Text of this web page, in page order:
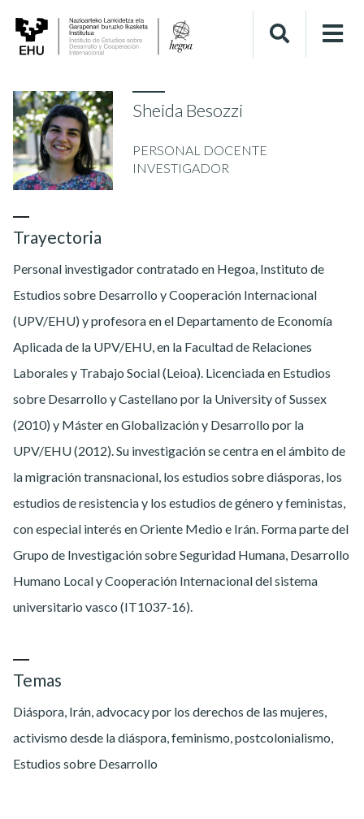
Sheida Besozzi
PERSONAL DOCENTE
INVESTIGADOR
Trayectoria
Personal investigador contratado en Hegoa, Instituto de
Estudios sobre Desarrollo y Cooperación Internacional
(UPV/EHU) y profesora en el Departamento de Economía
Aplicada de la UPV/EHU, en la Facultad de Relaciones
Laborales y Trabajo Social (Leioa). Licenciada en Estudios
sobre Desarrollo y Castellano por la University of Sussex
(2010) y Máster en Globalización y Desarrollo por la
UPV/EHU (2012). Su investigación se centra en el ámbito de
la migración transnacional, los estudios sobre diásporas, los
estudios de resistencia y los estudios de género y feministas,
con especial interés en Oriente Medio e Irán. Forma parte del
Grupo de Investigación sobre Seguridad Humana, Desarrollo
Humano Local y Cooperación Internacional del sistema
universitario vasco (IT1037-16).
Temas
Diáspora, Irán, advocacy por los derechos de las mujeres,
activismo desde la diáspora, feminismo, postcolonialismo,
Estudios sobre Desarrollo